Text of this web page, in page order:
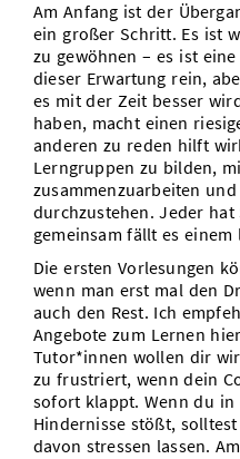
Am Anfang ist der
ein großer Schritt. Es ist
zu gewöhnen – es ist
dieser Erwartung rein,
es mit der Zeit besser
haben, macht einen
anderen zu reden hilft
Lerngruppen zu bilden,
zusammenzuarbeiten
durchzustehen. Jeder
gemeinsam fällt es
Die ersten Vorlesungen
wenn man erst mal den
auch den Rest. Ich
Angebote zum Lernen
Tutor*innen wollen dir
zu frustriert, wenn dein
sofort klappt. Wenn du
Hindernisse stößt,
davon stressen lassen.